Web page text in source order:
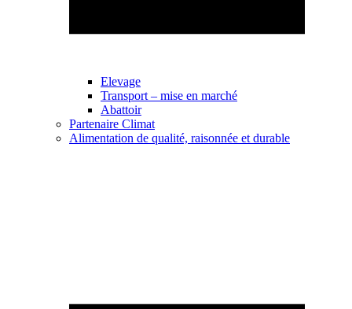
Elevage
Transport – mise en marché
Abattoir
Partenaire Climat
Alimentation de qualité, raisonnée et durable